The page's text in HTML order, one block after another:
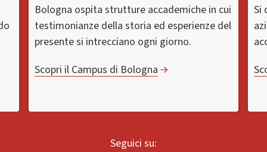
Bologna ospita strutture accademiche in cui
testimonianze della storia ed esperienze del
presente si intrecciano ogni giorno.
Scopri il Campus di Bologna
Si
Seguici su: